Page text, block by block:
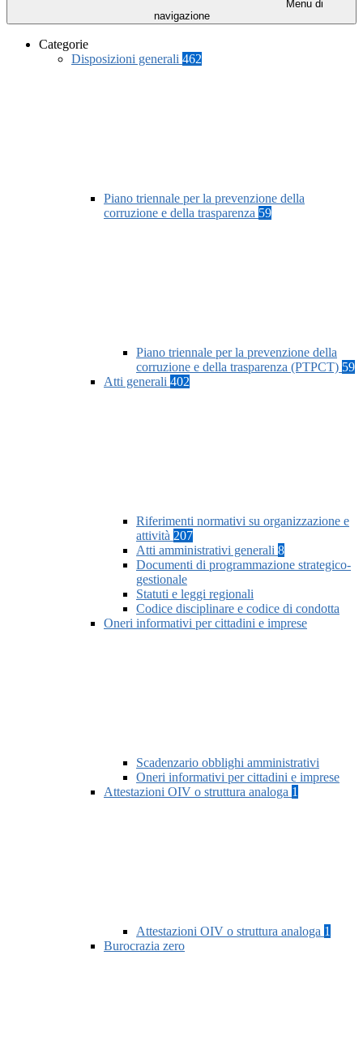
Menu di
navigazione
Categorie
Disposizioni generali 462
Piano triennale per la prevenzione della
corruzione e della trasparenza 59
Piano triennale per la prevenzione della
corruzione e della trasparenza (PTPCT) 59
Atti generali 402
Riferimenti normativi su organizzazione e
attività 207
Atti amministrativi generali 8
Documenti di programmazione strategico-
gestionale
Statuti e leggi regionali
Codice disciplinare e codice di condotta
Oneri informativi per cittadini e imprese
Scadenzario obblighi amministrativi
Oneri informativi per cittadini e imprese
Attestazioni OIV o struttura analoga 1
Attestazioni OIV o struttura analoga 1
Burocrazia zero